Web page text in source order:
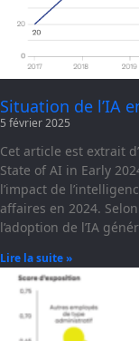
Situation de l’IA
5 février 2025
Cet article est extrait
State of AI in Early
l’impact de
affaires en 2024.
l’adoption de l’IA
Lire la suite »